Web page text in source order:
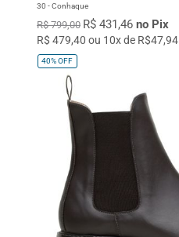
30 - Conhaque
R$ 799,00 R$ 431,46 no Pix
R$ 479,40 ou 10x de R$47,94
40%OFF